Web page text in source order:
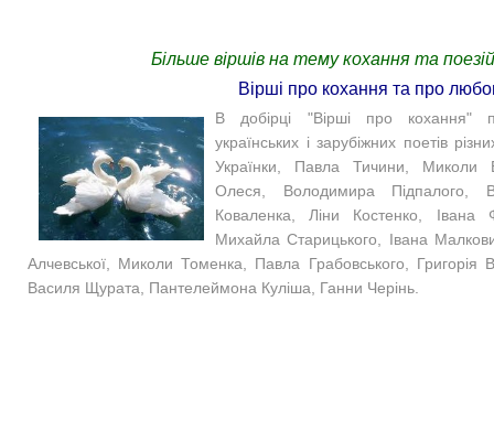
Більше віршів на тему кохання та
Вірші про кохання та про
В добірці "Вірші про кохання"
українських і зарубіжних поетів
Українки, Павла Тичини, Миколи
Олеся, Володимира Підпалого,
Коваленка, Ліни Костенко,
Михайла Старицького, Івана
Алчевської, Миколи Томенка, Павла Грабовського, Григорія
Василя Щурата, Пантелеймона Куліша, Ганни Черінь.